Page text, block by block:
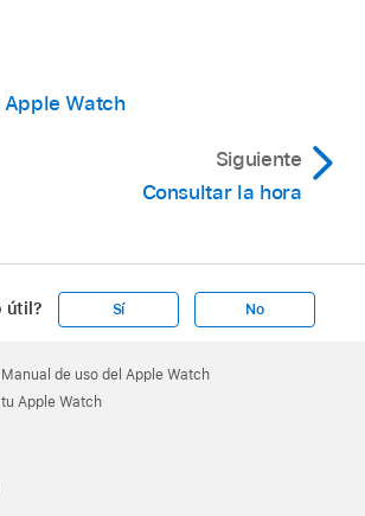
Watch
Siguiente
Consultar la hora
útil? Sí No
Manual de uso del Apple Watch
Apple Watch